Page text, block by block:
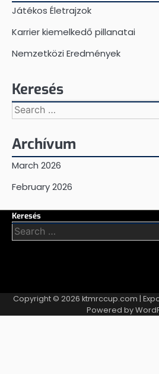
Játékos Életrajzok
Karrier kiemelkedő pillanatai
Nemzetközi Eredmények
Keresés
Search
for:
Archívum
March 2026
February 2026
Keresés
Search
for:
Copyright © 2026 ktmrccup.com |
Powered by